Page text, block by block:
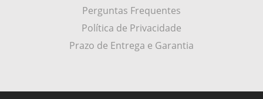
Perguntas Frequentes
Política de Privacidade
Prazo de Entrega e Garantia